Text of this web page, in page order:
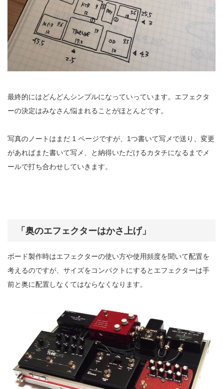
最終的にはどんどんシンプルになっていっています。エフェクタ
ーの決定はみなさん悩まれることがほとんどです。
写真のノートはまだ 1 ページですが、1つ書いて写メで送り、変更
があればまた書いて写メ、と納得いただけるカタチになるまでメ
ールで打ち合わせしていきます。
「奥のエフェクターはかさ上げ」
ボード製作時はエフェクターの使い方や使用頻度を聞いて配置を
考えるのですが、サイズをコンパクトにするとエフェクターは手
前と奥に配置しなくてはならなくなります。